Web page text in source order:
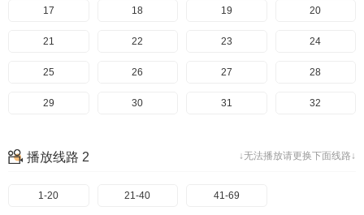
17 18 19 20
21 22 23 24
25 26 27 28
29 30 31 32
37
41 42 43
↓无法播放请更换下面线路↓
播放线路 2
1-20 21-40 41-69